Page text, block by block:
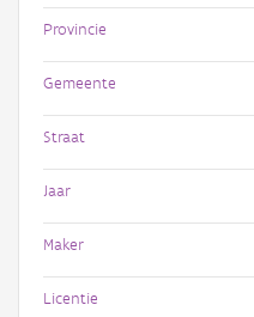
Provincie
Gemeente
Straat
Jaar
Maker
Licentie